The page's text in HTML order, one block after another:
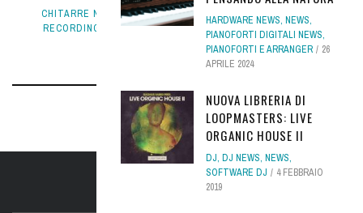
CHITARRE NEWS ,INTERFACCE AUDIO,NEWS ,RECORDING
RECORDING NEWS,SOFTWARE REC 30 SETTEMBRE 2020
HARDWARE NEWS, NEWS,
PIANOFORTI DIGITALI NEWS,
PIANOFORTI E ARRANGER
26
APRILE 2024
NUOVA LIBRERIA DI
LOOPMASTERS: LIVE
ORGANIC HOUSE II
DJ, DJ NEWS, NEWS,
SOFTWARE DJ
4 FEBBRAIO
2019
IL SITO